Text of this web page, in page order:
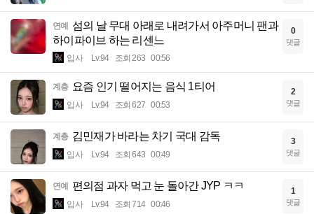
연예 섬의 날 무대 아래로 내려가서 아주머니 팬과
하이파이브 하는 리센느
입사 Lv.94 조회 263 00:56
0
댓글
계층 요즘 인기 떨어지는 음식 1티어
입사 Lv.94 조회 627 00:53
2
댓글
계층 김민재가 바라는 차기 국대 감독
입사 Lv.94 조회 643 00:49
3
댓글
연예 편의점 과자 먹고 눈 돌아간 JYP ㅋㅋ
입사 Lv.94 조회 714 00:46
1
댓글